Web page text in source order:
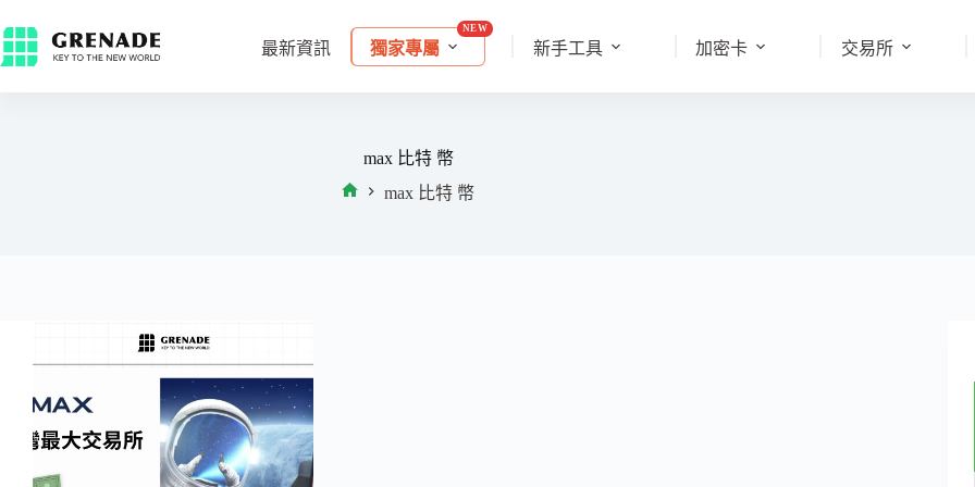
最新資訊 獨家專屬 新手工具 加密卡 交易所
max 比特 幣
max 比特 幣